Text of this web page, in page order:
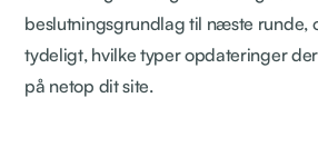
beslutningsgrundlag til næste runde,
tydeligt, hvilke typer opdateringer
på netop dit site.